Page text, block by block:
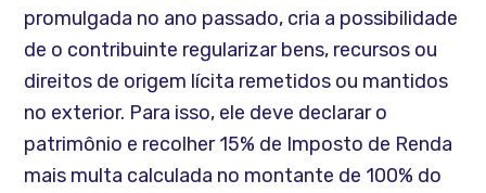
promulgada no ano passado, cria a possibilidade
de o contribuinte regularizar bens, recursos ou
direitos de origem lícita remetidos ou mantidos
no exterior. Para isso, ele deve declarar o
patrimônio e recolher 15% de Imposto de Renda
mais multa calculada no montante de 100% do